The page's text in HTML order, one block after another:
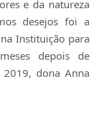
e da natureza
desejos foi a
Instituição para
depois de
dona Anna